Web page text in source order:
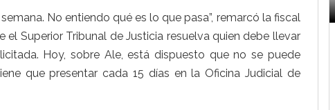
No entiendo qué es lo que pasa”, remarcó la fiscal
Superior Tribunal de Justicia resuelva quien debe llevar
Hoy, sobre Ale, está dispuesto que no se puede
que presentar cada 15 días en la Oficina Judicial de